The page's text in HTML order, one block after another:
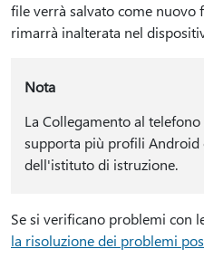
file verrà salvato come nuovo
rimarrà inalterata nel
Nota
La Collegamento al
supporta più profili Android
dell'istituto di istruzione.
Se si verificano problemi con
la risoluzione dei problemi